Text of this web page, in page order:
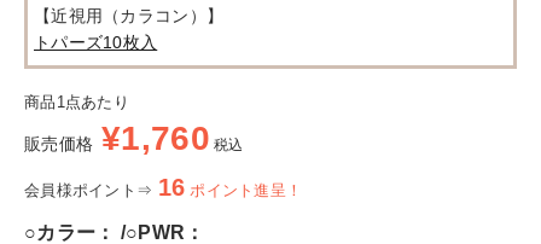
【近視用（カラコン）】
トパーズ10枚入
商品1点あたり
販売価格 ¥1,760 税込
会員様ポイント⇒ 16 ポイント進呈！
○カラー： ○PWR：